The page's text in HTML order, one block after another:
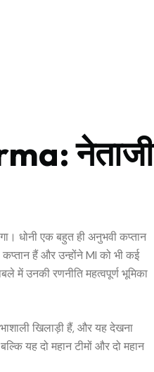
नेताजी
धोनी एक बहुत ही अनुभवी कप्तान
हैं और उन्होंने MI को भी कई
में उनकी रणनीति महत्वपूर्ण भूमिका
खिलाड़ी हैं, और यह देखना
यह दो महान टीमों और दो महान